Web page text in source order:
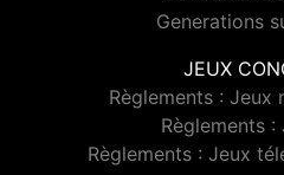
Generations
JEUX
Règlements : Jeux
Règlements :
Règlements : Jeux